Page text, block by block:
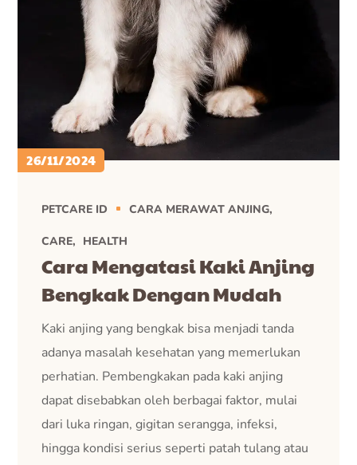
26/11/2024
PETCARE ID CARA MERAWAT ANJING
CARE HEALTH
Cara Mengatasi Kaki Anjing
Bengkak Dengan Mudah
Kaki anjing yang bengkak bisa menjadi tanda
adanya masalah kesehatan yang memerlukan
perhatian. Pembengkakan pada kaki anjing
dapat disebabkan oleh berbagai faktor, mulai
dari luka ringan, gigitan serangga, infeksi,
hingga kondisi serius seperti patah tulang atau